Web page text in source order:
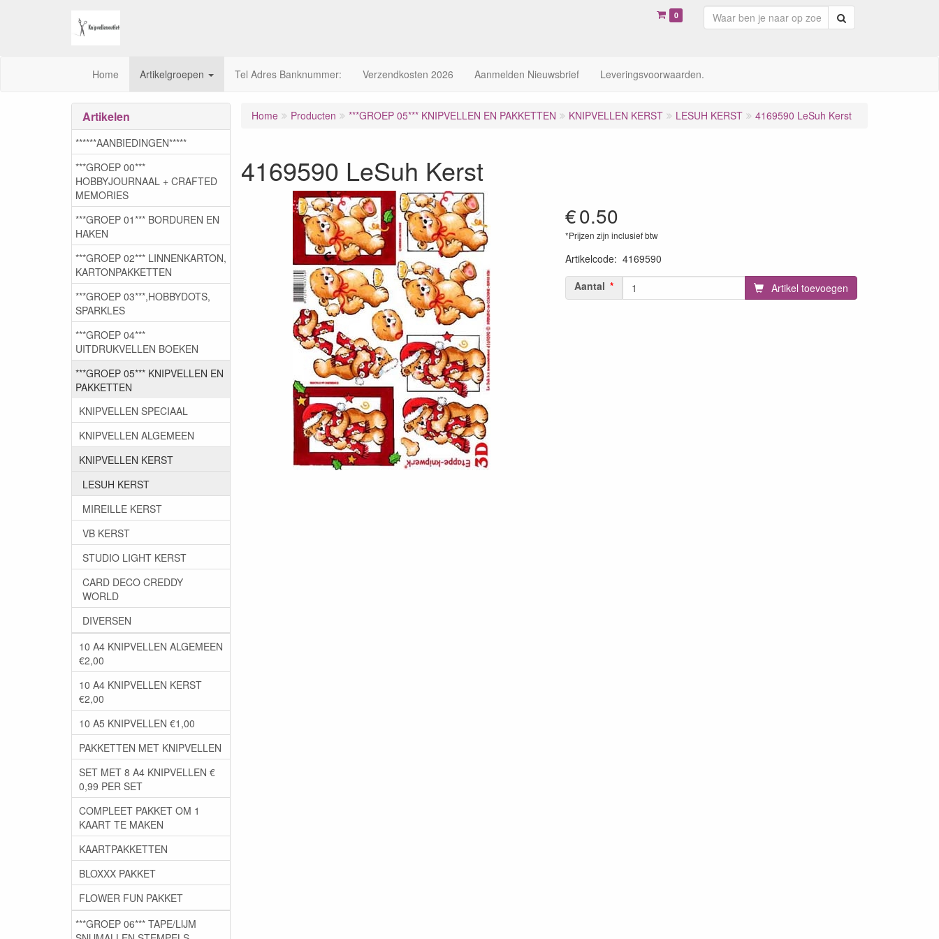
0
Home Artikelgroepen Tel Adres Banknummer: Verzendkosten 2026 Aanmelden Nieuwsbrief Leveringsvoorwaarden.
Home Producten ***GROEP 05*** KNIPVELLEN EN PAKKETTEN KNIPVELLEN KERST LESUH KERST 4169590 LeSuh Kerst
4169590 LeSuh Kerst
€0.50
*Prijzen zijn inclusief btw
Artikelcode: 4169590
Aantal
Artikel toevoegen
Artikelen
******AANBIEDINGEN*****
***GROEP 00***
HOBBYJOURNAAL + CRAFTED
MEMORIES
***GROEP 01*** BORDUREN EN
HAKEN
***GROEP 02*** LINNENKARTON,
KARTONPAKKETTEN
***GROEP 03***,HOBBYDOTS,
SPARKLES
***GROEP 04***
UITDRUKVELLEN BOEKEN
***GROEP 05*** KNIPVELLEN EN
PAKKETTEN
KNIPVELLEN SPECIAAL
KNIPVELLEN ALGEMEEN
KNIPVELLEN KERST
LESUH KERST
MIREILLE KERST
VB KERST
STUDIO LIGHT KERST
CARD DECO CREDDY
WORLD
DIVERSEN
10 A4 KNIPVELLEN ALGEMEEN
€2,00
10 A4 KNIPVELLEN KERST
€2,00
10 A5 KNIPVELLEN €1,00
PAKKETTEN MET KNIPVELLEN
SET MET 8 A4 KNIPVELLEN €
0,99 PER SET
COMPLEET PAKKET OM 1
KAART TE MAKEN
KAARTPAKKETTEN
BLOXXX PAKKET
FLOWER FUN PAKKET
***GROEP 06*** TAPE/LIJM